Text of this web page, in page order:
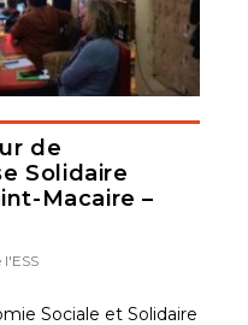
de
Solidaire
Macaire –
Sociale et Solidaire